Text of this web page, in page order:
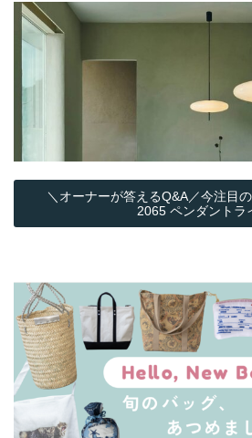
＼オーナーが答えるQ&A／今注目
2065 ペンダントラ